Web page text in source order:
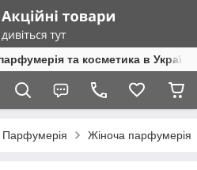
та косметика в Україні
Парфумерія Жіноча парфумерія